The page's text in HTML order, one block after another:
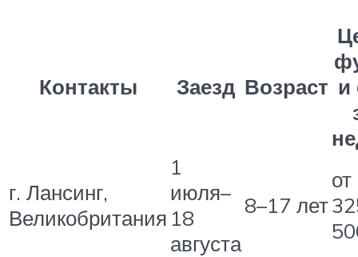
Контакты Заезд Возраст и
г. Лансинг,
Великобритания
1
июля–
18
августа
8–17 лет